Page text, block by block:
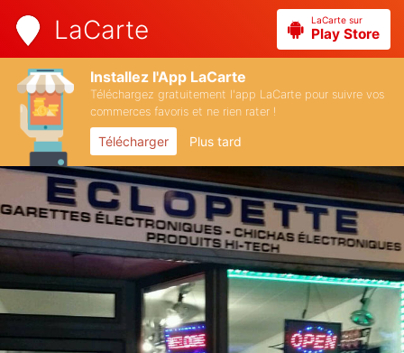
LaCarte LaCarte sur
Play Store
Installez l'App LaCarte
Téléchargez gratuitement l'app LaCarte pour suivre vos
commerces favoris et ne rien rater !
Télécharger Plus tard